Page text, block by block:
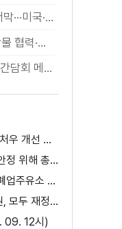
대한민국 '황금시대'의 서막···미국·남미 순방 성과 총정리 [정.주.행]
남미 순방 종료···"핵심광물 협력·원유 수입선 확대"
귀국길 독일 방문···동포 간담회 메시지는?
행안부 "방재안전직 확충, 처우 개선 등 위한 제도개선 추진"
농식부 "고랭지배추 재배 안정 위해 총력···배추가격 점차 안정세"
산업부 "최고가격제 이후 폐업주유소 증가? 사실 아냐"
금융위 "공공기관 부실채권, 모두 재정으로 보전되는 것 아냐"
09. 12시)